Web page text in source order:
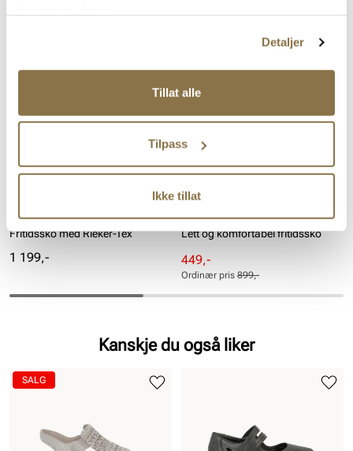
Detaljer
Tillat alle
Tilpass
Ikke tillat
Lignende produkter
RIEKER
Fritidssko med Rieker-Tex
Pris
1 199,-
RIEKER
Lett og komfortabel fritidssko
Rabattert
pris
Pris
449,-
Ordinær
pris
Pris
Ordinær pris 899,-
Kanskje du også liker
SALG